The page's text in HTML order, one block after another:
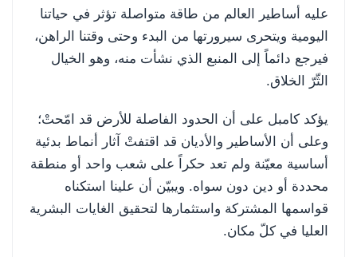
عليه أساطير العالم من طاقة متواصلة تؤثر في حياتنا
اليومية ويتحرى سيرورتها من البدء وحتى وقتنا الراهن،
فيرجع دائماً إلى المنبع الذي نشأت منه، وهو الخيال
الثّرّ الخلاق.
يؤكد كامبل على أن الحدود الفاصلة للأرض قد امّحتْ؛
وعلى أن الأساطير والأديان قد اقتفتْ آثار أنماط بدئية
أساسية معيّنة ولم تعد حكراً على شعب واحد أو منطقة
محددة أو دين دون سواه. ويبيّن أن علينا استكناه
قواسمها المشتركة واستثمارها لتحقيق الغايات البشرية
العليا في كلّ مكان.